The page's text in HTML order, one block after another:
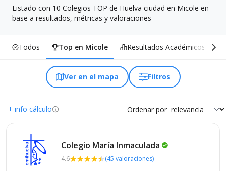
Listado con 10 Colegios TOP de Huelva ciudad en Micole en
base a resultados, métricas y valoraciones
Todos Top en Micole Resultados Académicos
Ver en el mapa Filtros
+ info cálculo Ordenar por
Colegio María Inmaculada
4.6 (45 valoraciones)